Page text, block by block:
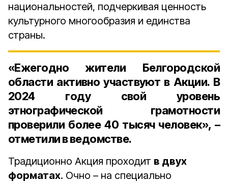
национальностей, подчеркивая ценность
культурного многообразия и единства
страны.
«Ежегодно жители Белгородской
области активно участвуют в Акции. В
2024 году свой уровень
этнографической грамотности
проверили более 40 тысяч человек», –
отметили в ведомстве.
Традиционно Акция проходит в двух
форматах. Очно – на специально